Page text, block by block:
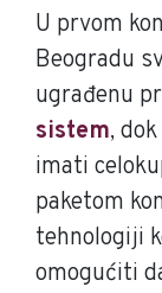
U prvom
Beogradu
ugrađenu
sistem,
imati
paketom
tehnologiji
omogućiti